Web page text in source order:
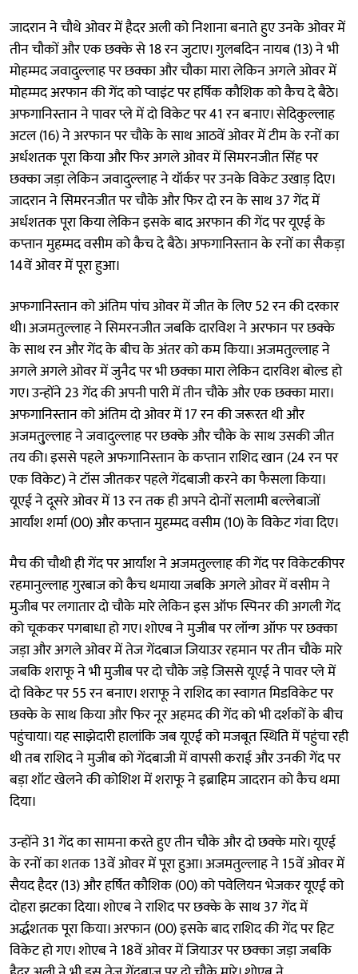
जादरान ने चौथे ओवर में हैदर अली को निशाना बनाते हुए उनके ओवर में
तीन चौकों और एक छक्के से 18 रन जुटाए। गुलबदिन नायब (13) ने भी
मोहम्मद जवादुल्लाह पर छक्का और चौका मारा लेकिन अगले ओवर में
मोहम्मद अरफान की गेंद को प्वाइंट पर हर्षिक कौशिक को कैच दे बैठे।
अफगानिस्तान ने पावर प्ले में दो विकेट पर 41 रन बनाए। सेदिकुल्लाह
अटल (16) ने अरफान पर चौके के साथ आठवें ओवर में टीम के रनों का
अर्धशतक पूरा किया और फिर अगले ओवर में सिमरनजीत सिंह पर
छक्का जड़ा लेकिन जवादुल्लाह ने यॉर्कर पर उनके विकेट उखाड़ दिए।
जादरान ने सिमरनजीत पर चौके और फिर दो रन के साथ 37 गेंद में
अर्धशतक पूरा किया लेकिन इसके बाद अरफान की गेंद पर यूएई के
कप्तान मुहम्मद वसीम को कैच दे बैठे। अफगानिस्तान के रनों का सैकड़ा
14वें ओवर में पूरा हुआ।
अफगानिस्तान को अंतिम पांच ओवर में जीत के लिए 52 रन की दरकार
थी। अजमतुल्लाह ने सिमरनजीत जबकि दारविश ने अरफान पर छक्के
के साथ रन और गेंद के बीच के अंतर को कम किया। अजमतुल्लाह ने
अगले अगले ओवर में जुनैद पर भी छक्का मारा लेकिन दारविश बोल्ड हो
गए। उन्होंने 23 गेंद की अपनी पारी में तीन चौके और एक छक्का मारा।
अफगानिस्तान को अंतिम दो ओवर में 17 रन की जरूरत थी और
अजमतु्ल्लाह ने जवादुल्लाह पर छक्के और चौके के साथ उसकी जीत
तय की। इससे पहले अफगानिस्तान के कप्तान राशिद खान (24 रन पर
एक विकेट) ने टॉस जीतकर पहले गेंदबाजी करने का फैसला किया।
यूएई ने दूसरे ओवर में 13 रन तक ही अपने दोनों सलामी बल्लेबाजों
आर्यांश शर्मा (00) और कप्तान मुहम्मद वसीम (10) के विकेट गंवा दिए।
मैच की चौथी ही गेंद पर आर्यांश ने अजमतुल्लाह की गेंद पर विकेटकीपर
रहमानुल्लाह गुरबाज को कैच थमाया जबकि अगले ओवर में वसीम ने
मुजीब पर लगातार दो चौके मारे लेकिन इस ऑफ स्पिनर की अगली गेंद
को चूककर पगबाधा हो गए। शोएब ने मुजीब पर लॉन्ग ऑफ पर छक्का
जड़ा और अगले ओवर में तेज गेंदबाज जियाउर रहमान पर तीन चौके मारे
जबकि शराफू ने भी मुजीब पर दो चौके जड़े जिससे यूएई ने पावर प्ले में
दो विकेट पर 55 रन बनाए। शराफू ने राशिद का स्वागत मिडविकेट पर
छक्के के साथ किया और फिर नूर अहमद की गेंद को भी दर्शकों के बीच
पहुंचाया। यह साझेदारी हालांकि जब यूएई को मजबूत स्थिति में पहुंचा रही
थी तब राशिद ने मुजीब को गेंदबाजी में वापसी कराई और उनकी गेंद पर
बड़ा शॉट खेलने की कोशिश में शराफू ने इब्राहिम जादरान को कैच थमा
दिया।
उन्होंने 31 गेंद का सामना करते हुए तीन चौके और दो छक्के मारे। यूएई
के रनों का शतक 13वें ओवर में पूरा हुआ। अजमतुल्लाह ने 15वें ओवर में
सैयद हैदर (13) और हर्षित कौशिक (00) को पवेलियन भेजकर यूएई को
दोहरा झटका दिया। शोएब ने राशिद पर छक्के के साथ 37 गेंद में
अर्द्धशतक पूरा किया। अरफान (00) इसके बाद राशिद की गेंद पर हिट
विकेट हो गए। शोएब ने 18वें ओवर में जियाउर पर छक्का जड़ा जबकि